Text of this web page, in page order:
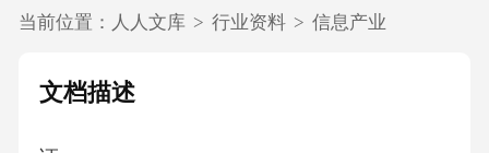
当前位置： 人人文库 > 行业资料 > 信息产业
文档描述